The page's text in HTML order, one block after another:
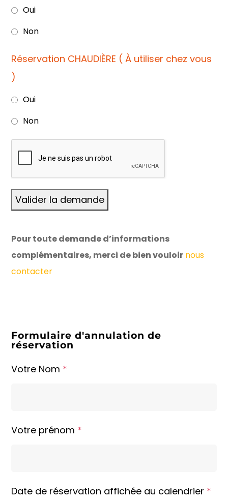
Oui
Non
Réservation CHAUDIÈRE ( À utiliser chez vous
)
Oui
Non
Valider la demande
Pour toute demande d’informations
complémentaires, merci de bien vouloir nous
contacter
Formulaire d'annulation de
réservation
Votre Nom *
Votre prénom *
Date de réservation affichée au calendrier *